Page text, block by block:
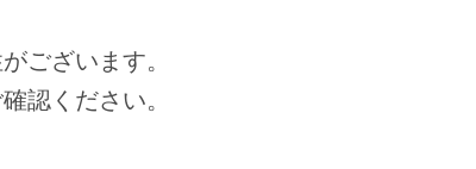
ございます。
認ください。